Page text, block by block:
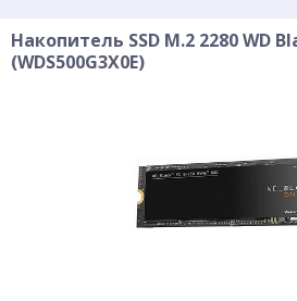
Накопитель SSD M.2 2280 WD
(WDS500G3X0E)